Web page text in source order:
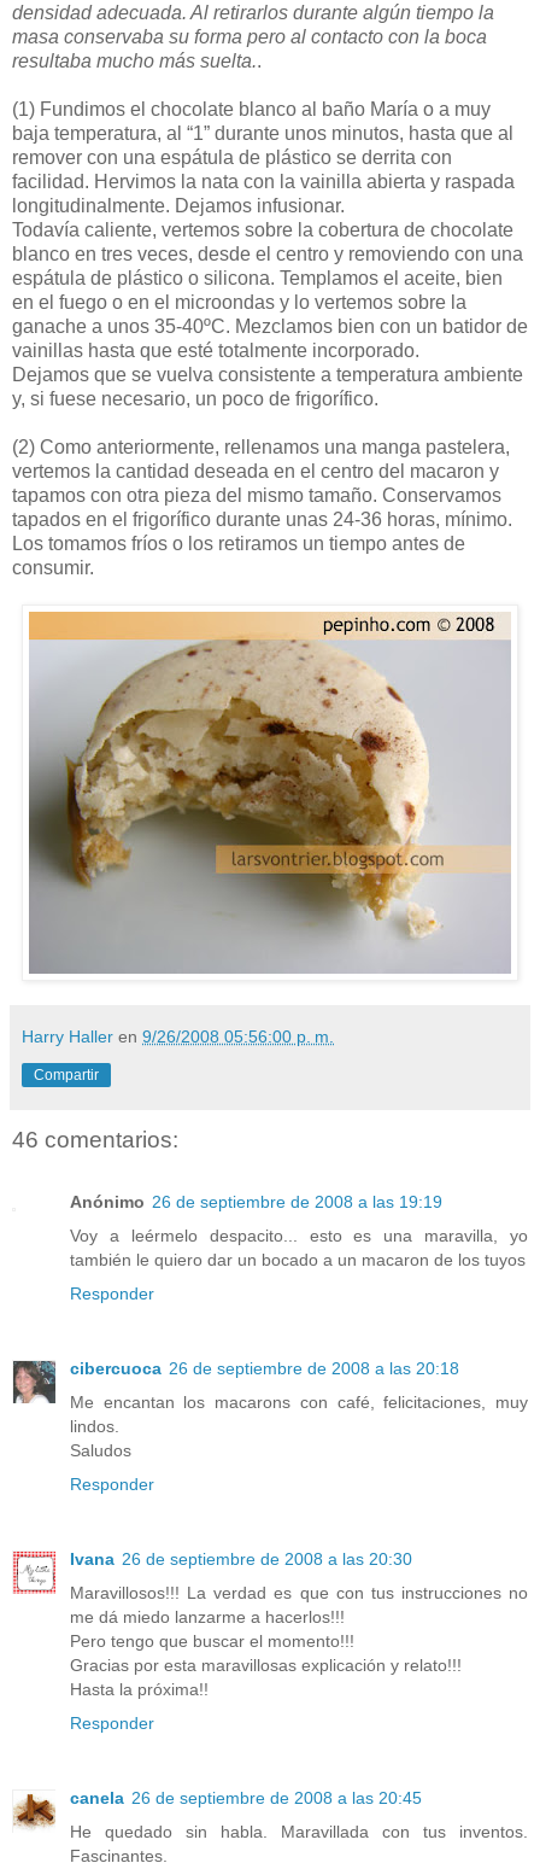
densidad adecuada. Al retirarlos durante algún tiempo la
masa conservaba su forma pero al contacto con la boca
resultaba mucho más suelta..
(1) Fundimos el chocolate blanco al baño María o a muy
baja temperatura, al “1” durante unos minutos, hasta que al
remover con una espátula de plástico se derrita con
facilidad. Hervimos la nata con la vainilla abierta y raspada
longitudinalmente. Dejamos infusionar.
Todavía caliente, vertemos sobre la cobertura de chocolate
blanco en tres veces, desde el centro y removiendo con una
espátula de plástico o silicona. Templamos el aceite, bien
en el fuego o en el microondas y lo vertemos sobre la
ganache a unos 35-40ºC. Mezclamos bien con un batidor de
vainillas hasta que esté totalmente incorporado.
Dejamos que se vuelva consistente a temperatura ambiente
y, si fuese necesario, un poco de frigorífico.
(2) Como anteriormente, rellenamos una manga pastelera,
vertemos la cantidad deseada en el centro del macaron y
tapamos con otra pieza del mismo tamaño. Conservamos
tapados en el frigorífico durante unas 24-36 horas, mínimo.
Los tomamos fríos o los retiramos un tiempo antes de
consumir.
Harry Haller en 9/26/2008 05:56:00 p. m.
Compartir
46 comentarios:
Anónimo 26 de septiembre de 2008 a las 19:19
Voy a leérmelo despacito... esto es una maravilla, yo
también le quiero dar un bocado a un macaron de los tuyos
Responder
cibercuoca 26 de septiembre de 2008 a las 20:18
Me encantan los macarons con café, felicitaciones, muy
lindos.
Saludos
Responder
Ivana 26 de septiembre de 2008 a las 20:30
Maravillosos!!! La verdad es que con tus instrucciones no
me dá miedo lanzarme a hacerlos!!!
Pero tengo que buscar el momento!!!
Gracias por esta maravillosas explicación y relato!!!
Hasta la próxima!!
Responder
canela 26 de septiembre de 2008 a las 20:45
He quedado sin habla. Maravillada con tus inventos.
Fascinantes.